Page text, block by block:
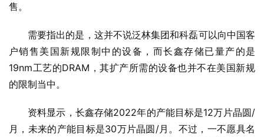
售。
需要指出的是，这并不说泛林集团和科磊可以向中国客
户销售美国新规限制中的设备，而长鑫存储已量产的是
19nm工艺的DRAM，其扩产所需的设备也并不在美国新规
的限制当中。
资料显示，长鑫存储2022年的产能目标是12万片晶圆/
月，未来的产能目标是30万片晶圆/月。不过，一不愿具名